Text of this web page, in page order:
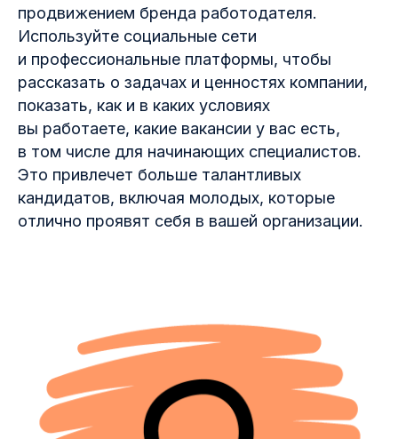
продвижением бренда работодателя.
Используйте социальные сети
и профессиональные платформы, чтобы
рассказать о задачах и ценностях компании,
показать, как и в каких условиях
вы работаете, какие вакансии у вас есть,
в том числе для начинающих специалистов.
Это привлечет больше талантливых
кандидатов, включая молодых, которые
отлично проявят себя в вашей организации.